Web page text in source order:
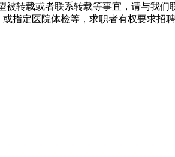
转载或者联系转载等事宜，请与我们
指定医院体检等，求职者有权要求招